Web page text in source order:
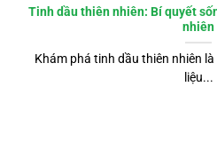
Tinh dầu thiên nhiên: Bí quyết
nhiên
Khám phá tinh dầu thiên nhiên
liệu...